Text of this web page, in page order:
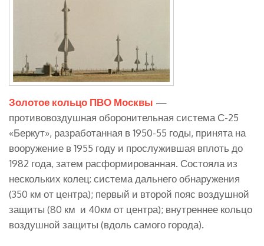
Золотое кольцо ПВО Москвы —
противовоздушная оборонительная система С-25
«Беркут», разработанная в 1950-55 годы, принята на
вооружение в 1955 году и прослужившая вплоть до
1982 года, затем расформированная. Состояла из
нескольких колец: система дальнего обнаружения
(350 км от центра); первый и второй пояс воздушной
защиты (80 км и 40км от центра); внутреннее кольцо
воздушной защиты (вдоль самого города).